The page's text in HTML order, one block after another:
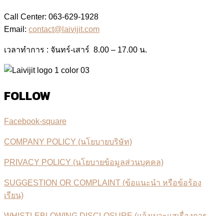
Call Center: 063-629-1928
Email: contact@laivijit.com
เวลาทำการ : จันทร์-เสาร์ 8.00 – 17.00 น.
FOLLOW
Facebook-square
COMPANY POLICY (นโยบายบริษัท)
PRIVACY POLICY (นโยบายข้อมูลส่วนบุคคล)
SUGGESTION OR COMPLAINT (ข้อแนะนำ หรือข้อร้อง
เรียน)